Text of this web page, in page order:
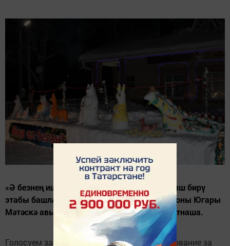
«Ә безнең ишегалдында...» бәйгесенең тавыш бирү
этабы башланды! Әлеге бәйгедә Теләче районы Югары
Мәтәскә авылыннан Гариповлар гаиләсе катнаша.
Голосуем за наш район!!! Стартовала голосование за